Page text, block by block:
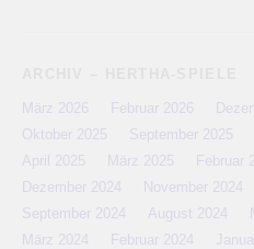
März 2026 Februar 2026
Oktober 2025
September 2025
April 2025
März 2025 Februar
Dezember 2024
November 2024
September 2024
August 2024
März 2024
Februar 2024